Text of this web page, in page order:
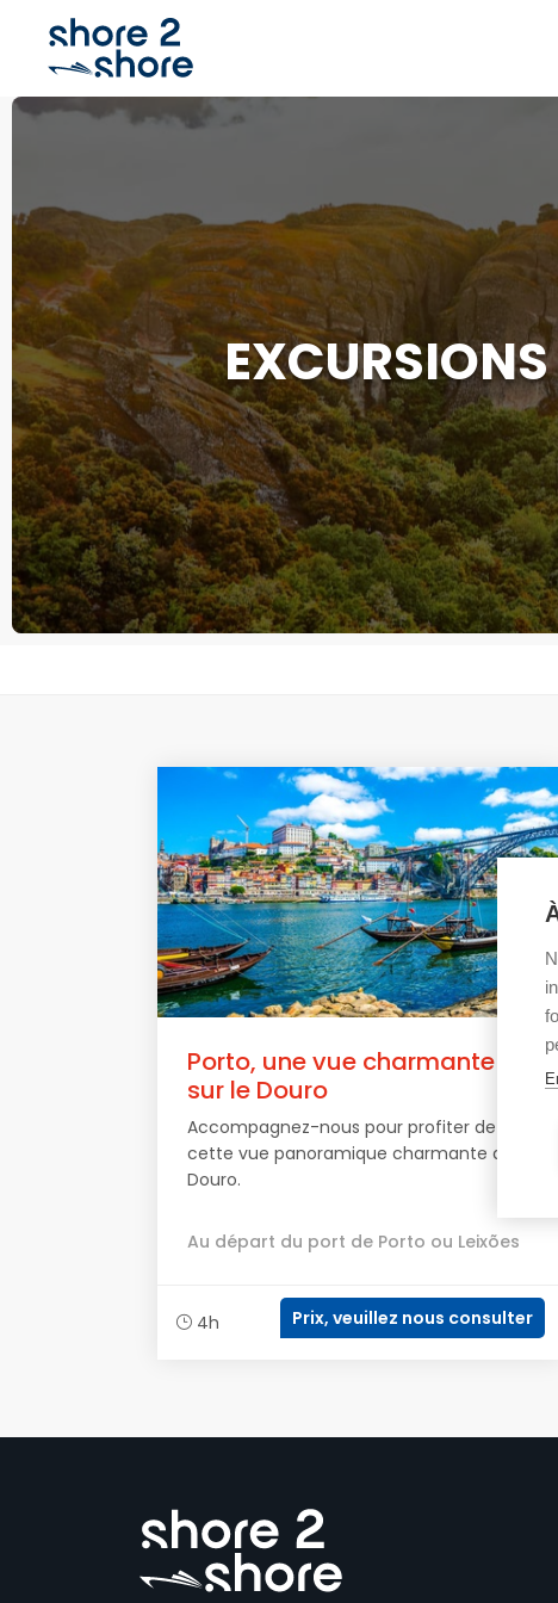
Porto, une vue charmante
sur le Douro
Accompagnez-nous pour profiter de
cette vue panoramique charmante du
Douro.
Au départ du port de Porto ou Leixões
4h Prix, veuillez nous consulter